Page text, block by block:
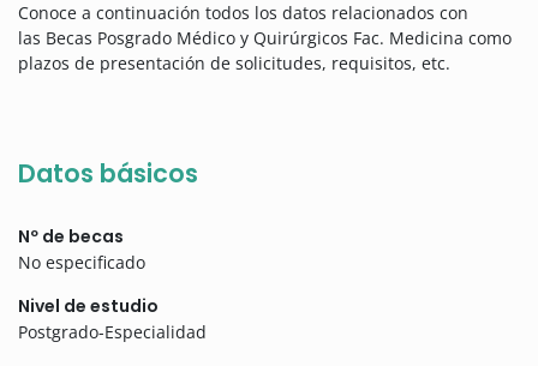
Conoce a continuación todos los datos relacionados con
las Becas Posgrado Médico y Quirúrgicos Fac. Medicina como
plazos de presentación de solicitudes, requisitos, etc.
Datos básicos
Nº de becas
No especificado
Nivel de estudio
Postgrado-Especialidad